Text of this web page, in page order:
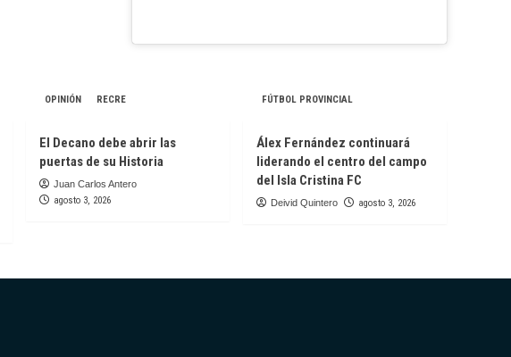
OPINIÓN RECRE
El Decano debe abrir las
puertas de su Historia
Juan Carlos Antero
agosto 3, 2026
FÚTBOL PROVINCIAL
Álex Fernández continuará
liderando el centro del campo
del Isla Cristina FC
Deivid Quintero agosto 3, 2026